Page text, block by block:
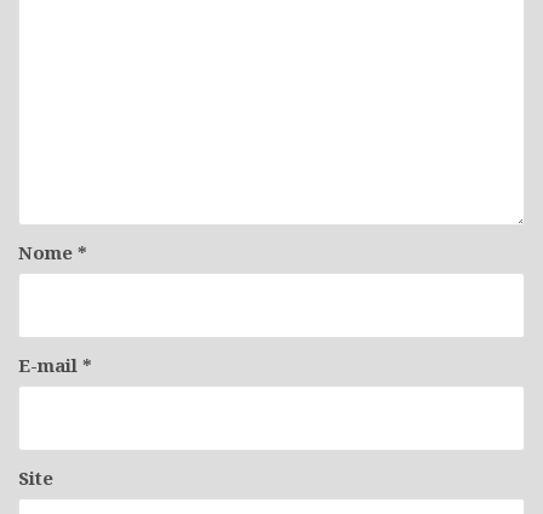
Nome *
E-mail *
Site